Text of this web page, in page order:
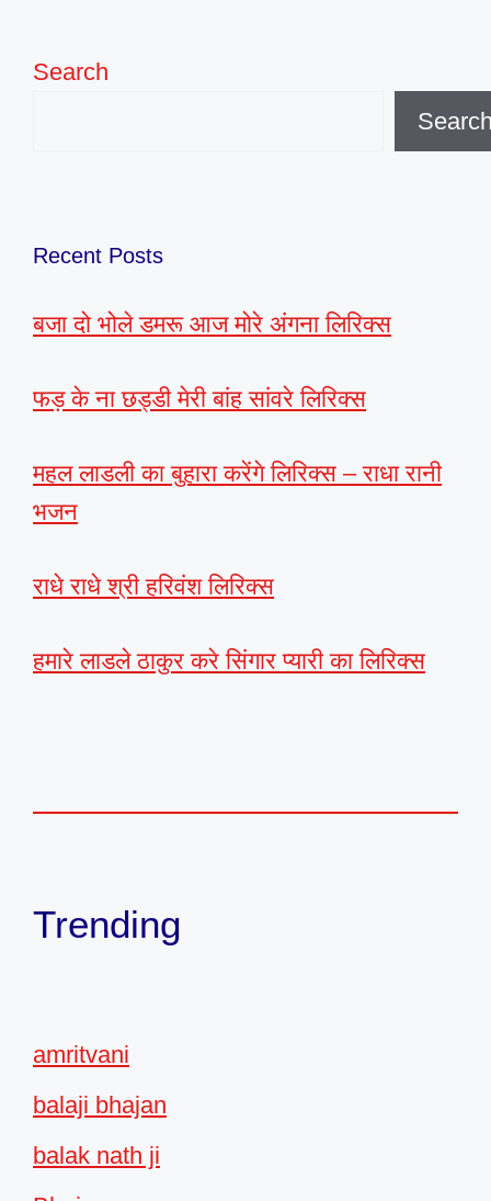
Search
Recent Posts
बजा दो भोले डमरू आज मोरे अंगना लिरिक्स
फड़ के ना छड्डी मेरी बांह सांवरे लिरिक्स
महल लाडली का बुहारा करेंगे लिरिक्स – राधा रानी
भजन
राधे राधे श्री हरिवंश लिरिक्स
हमारे लाडले ठाकुर करे सिंगार प्यारी का लिरिक्स
Trending
amritvani
balaji bhajan
balak nath ji